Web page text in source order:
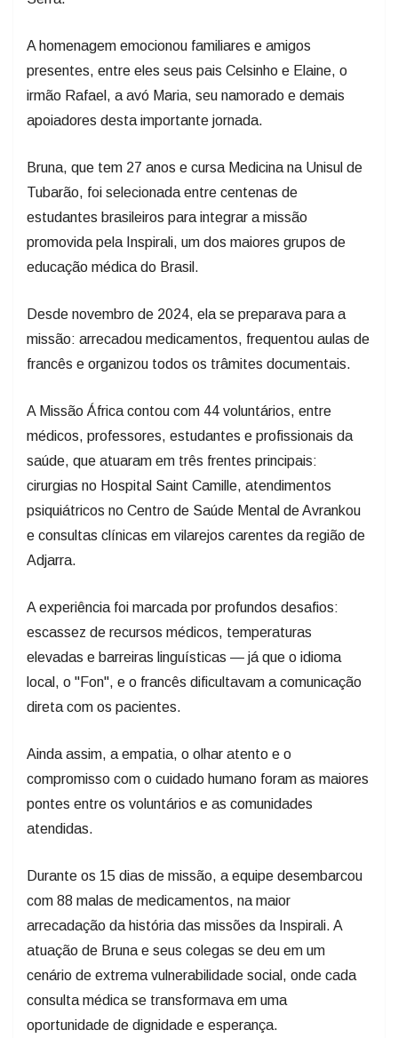
presentes, entre eles seus pais Celsinho e Elaine, o
irmão Rafael, a avó Maria, seu namorado e demais
apoiadores desta importante jornada.
Tubarão, foi selecionada entre centenas de
estudantes brasileiros para integrar a missão
promovida pela Inspirali, um dos maiores grupos de
educação médica do Brasil.
missão: arrecadou medicamentos, frequentou aulas de
francês e organizou todos os trâmites documentais.
médicos, professores, estudantes e profissionais da
saúde, que atuaram em três frentes principais:
cirurgias no Hospital Saint Camille, atendimentos
psiquiátricos no Centro de Saúde Mental de Avrankou
e consultas clínicas em vilarejos carentes da região de
Adjarra.
escassez de recursos médicos, temperaturas
elevadas e barreiras linguísticas — já que o idioma
local, o "Fon", e o francês dificultavam a comunicação
direta com os pacientes.
compromisso com o cuidado humano foram as maiores
pontes entre os voluntários e as comunidades
atendidas.
com 88 malas de medicamentos, na maior
arrecadação da história das missões da Inspirali. A
atuação de Bruna e seus colegas se deu em um
cenário de extrema vulnerabilidade social, onde cada
consulta médica se transformava em uma
oportunidade de dignidade e esperança.